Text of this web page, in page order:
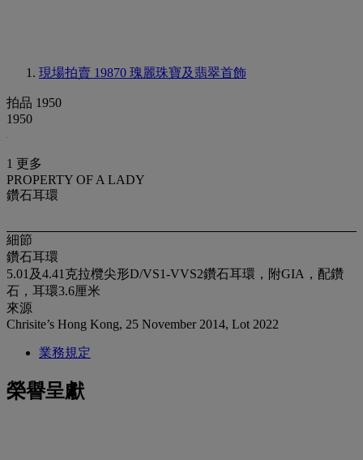
現場拍賣 19870 瑰麗珠寶及翡翠首飾
拍品 1950
1950
1 更多
PROPERTY OF A LADY
鑽石耳環
細節
鑽石耳環
5.01及4.41克拉欖尖形D/VS1-VVS2鑽石耳環，附GIA，配鑽
石，耳環3.6厘米
來源
Chrisite’s Hong Kong, 25 November 2014, Lot 2022
業務規定
榮譽呈獻